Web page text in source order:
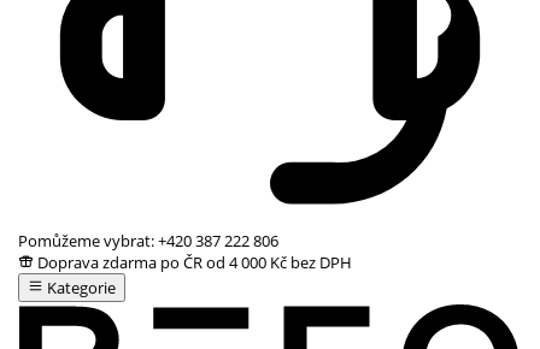
Pomůžeme vybrat:+420 387 222 806
Doprava zdarma po ČR od 4 000 Kč bez DPH
Kategorie